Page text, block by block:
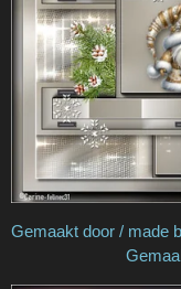
Gemaakt
Gemaakt door /